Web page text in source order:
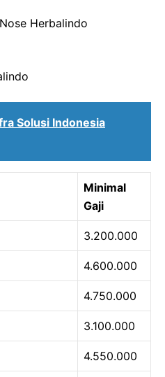
Herbalindo
Solusi Indonesia
Minimal
Gaji
3.200.000
4.600.000
4.750.000
3.100.000
4.550.000